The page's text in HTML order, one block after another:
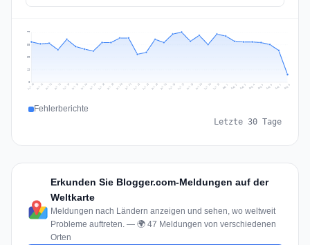
19
39
58
77
Jul 10 Jul 11 Jul 12 Jul 13 Jul 14 Jul 15 Jul 16 Jul 17 Jul 18 Jul 19 Jul 20 Jul 21 Jul 22 Jul 23 Jul 24 Jul 25 Jul 26 Jul 27 Jul 28 Jul 29 Jul 30 Jul 31 Aug 1 Aug 2 Aug 3 Aug 4 Aug 5 Aug 6 Aug 7 Aug 8
Fehlerberichte
Letzte 30 Tage
Erkunden Sie Blogger.com-Meldungen auf der
Weltkarte
Meldungen nach Ländern anzeigen und sehen, wo weltweit
Probleme auftreten. — 🌍 47 Meldungen von verschiedenen
Orten